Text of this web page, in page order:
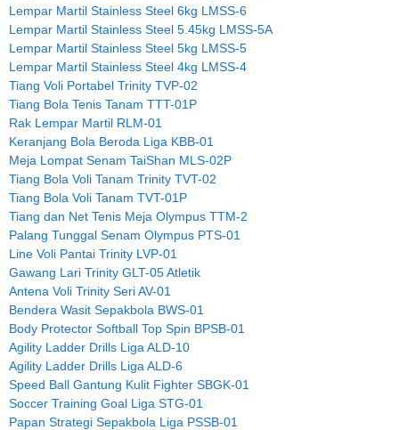
Lempar Martil Stainless Steel 6kg LMSS-6
Lempar Martil Stainless Steel 5.45kg LMSS-5A
Lempar Martil Stainless Steel 5kg LMSS-5
Lempar Martil Stainless Steel 4kg LMSS-4
Tiang Voli Portabel Trinity TVP-02
Tiang Bola Tenis Tanam TTT-01P
Rak Lempar Martil RLM-01
Keranjang Bola Beroda Liga KBB-01
Meja Lompat Senam TaiShan MLS-02P
Tiang Bola Voli Tanam Trinity TVT-02
Tiang Bola Voli Tanam TVT-01P
Tiang dan Net Tenis Meja Olympus TTM-2
Palang Tunggal Senam Olympus PTS-01
Line Voli Pantai Trinity LVP-01
Gawang Lari Trinity GLT-05 Atletik
Antena Voli Trinity Seri AV-01
Bendera Wasit Sepakbola BWS-01
Body Protector Softball Top Spin BPSB-01
Agility Ladder Drills Liga ALD-10
Agility Ladder Drills Liga ALD-6
Speed Ball Gantung Kulit Fighter SBGK-01
Soccer Training Goal Liga STG-01
Papan Strategi Sepakbola Liga PSSB-01